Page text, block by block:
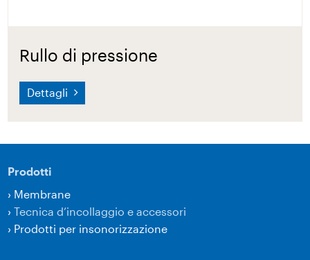
Rullo di pressione
Dettagli
Prodotti
› Membrane
›Tecnica d’incollaggio e accessori
› Prodotti per insonorizzazione